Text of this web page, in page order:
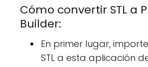
Cómo convertir STL a
Builder:
En primer lugar,
STL a esta aplicación